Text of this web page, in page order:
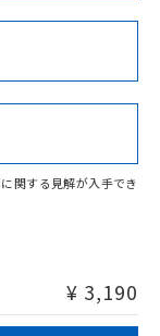
Cr(VI)
す。
関する見解が入手でき
¥ 3,190